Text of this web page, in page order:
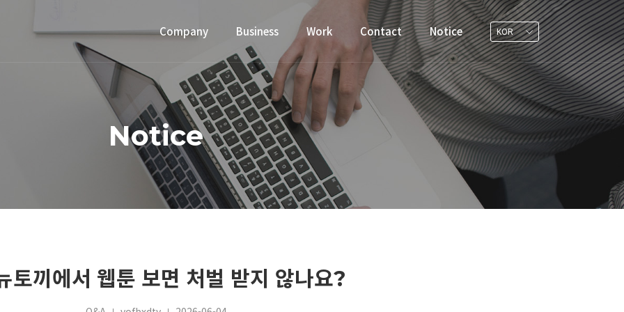
Company Business Work Contact Notice KOR
Notice
토끼에서 웹툰 보면 처벌 받지 않나요?